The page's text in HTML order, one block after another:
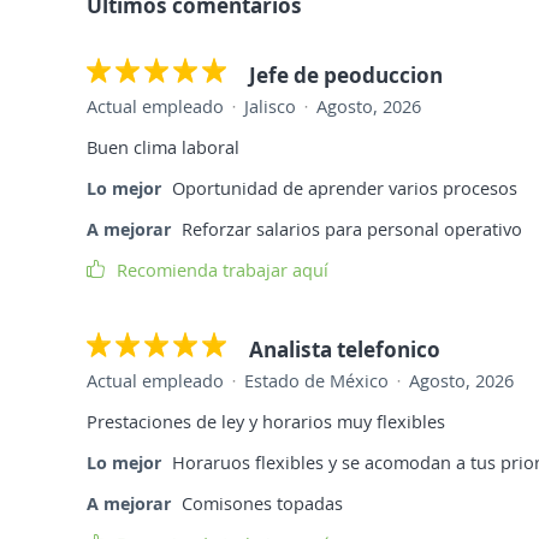
Jefe de peoduccion
Actual empleado Jalisco
Agosto, 2026
Buen clima laboral
Lo mejor Oportunidad de aprender varios procesos
A mejorar Reforzar salarios para personal operativo
Recomienda trabajar aquí
Analista telefonico
Actual empleado Estado de México
Agosto, 2026
Prestaciones de ley y horarios muy flexibles
Lo mejor Horaruos flexibles y se acomodan a tus
A mejorar Comisones topadas